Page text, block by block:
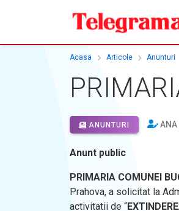
Acasa Articole Anunturi
ANUNTURI ANA
Anunt public
PRIMARIA COMUNEI
Prahova, a solicitat la
activitatii de “